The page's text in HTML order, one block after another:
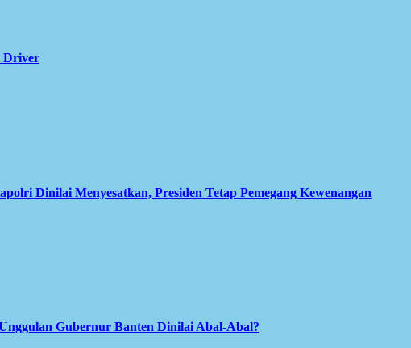
Driver
Dinilai Menyesatkan, Presiden Tetap Pemegang Kewenangan
Gubernur Banten Dinilai Abal-Abal?